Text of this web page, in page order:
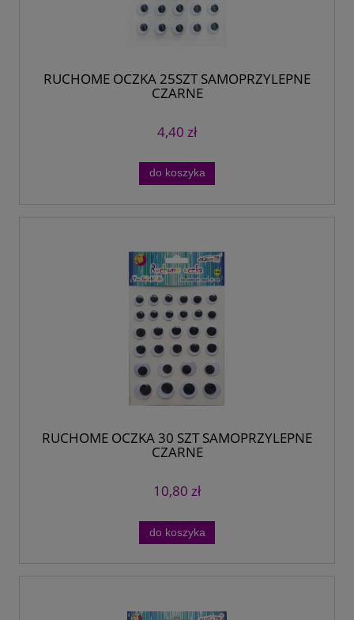
RUCHOME OCZKA 25SZT SAMOPRZYLEPNE
CZARNE
4,40 zł
do koszyka
RUCHOME OCZKA 30 SZT SAMOPRZYLEPNE
CZARNE
10,80 zł
do koszyka